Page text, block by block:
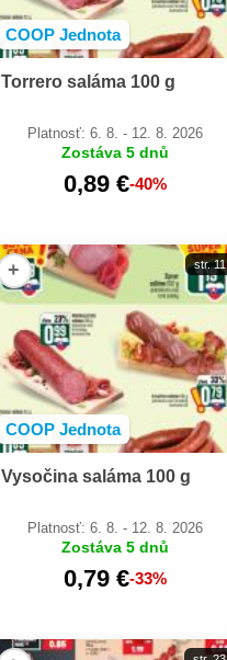
COOP Jednota
Torrero saláma 100 g
Platnosť: 6. 8. - 12. 8. 2026
Zostáva 5 dnů
0,89 €-40%
+
COOP Jednota
str. 11
Vysočina saláma 100 g
Platnosť: 6. 8. - 12. 8. 2026
Zostáva 5 dnů
0,79 €-33%